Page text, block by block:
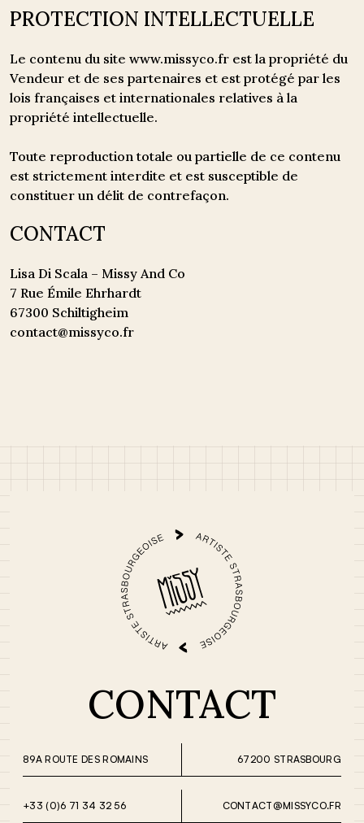
PROTECTION INTELLECTUELLE
Le contenu du site www.missyco.fr est la propriété du
Vendeur et de ses partenaires et est protégé par les
lois françaises et internationales relatives à la
propriété intellectuelle.
Toute reproduction totale ou partielle de ce contenu
est strictement interdite et est susceptible de
constituer un délit de contrefaçon.
CONTACT
Lisa Di Scala – Missy And Co
7 Rue Émile Ehrhardt
67300 Schiltigheim
contact@missyco.fr
CONTACT
89A ROUTE DES ROMAINS 67200 STRASBOURG
+33 (0)6 71 34 32 56 CONTACT@MISSYCO.FR